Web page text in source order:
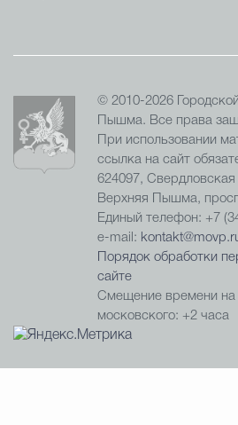
© 2010-2026
Пышма. Все права
При использовании
ссылка на сайт
624097, Свердловская
Верхняя Пышма,
Единый телефон: +7
e-mail:
Порядок обработки
сайте
Смещение времени на
московского: +2 часа